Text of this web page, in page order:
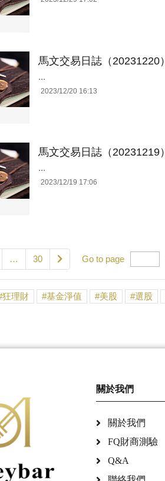
馬文交易日誌（20231220）
...
2023/12/20 16:13
馬文交易日誌（20231219）
...
2023/12/19 17:06
… 30 Go to page
狂理財 基金淨值 美股 選股
關於我們
關於我們
FQ財商測驗
Q&A